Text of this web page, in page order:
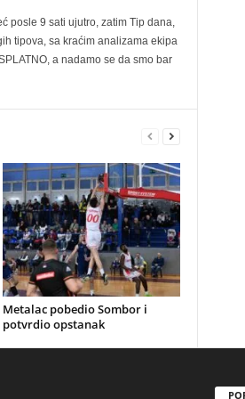
posle 9 sati ujutro, zatim Tip dana,
tipova, sa kraćim analizama ekipa
a nadamo se da smo bar
Metalac pobedio Sombor i
potvrdio opstanak